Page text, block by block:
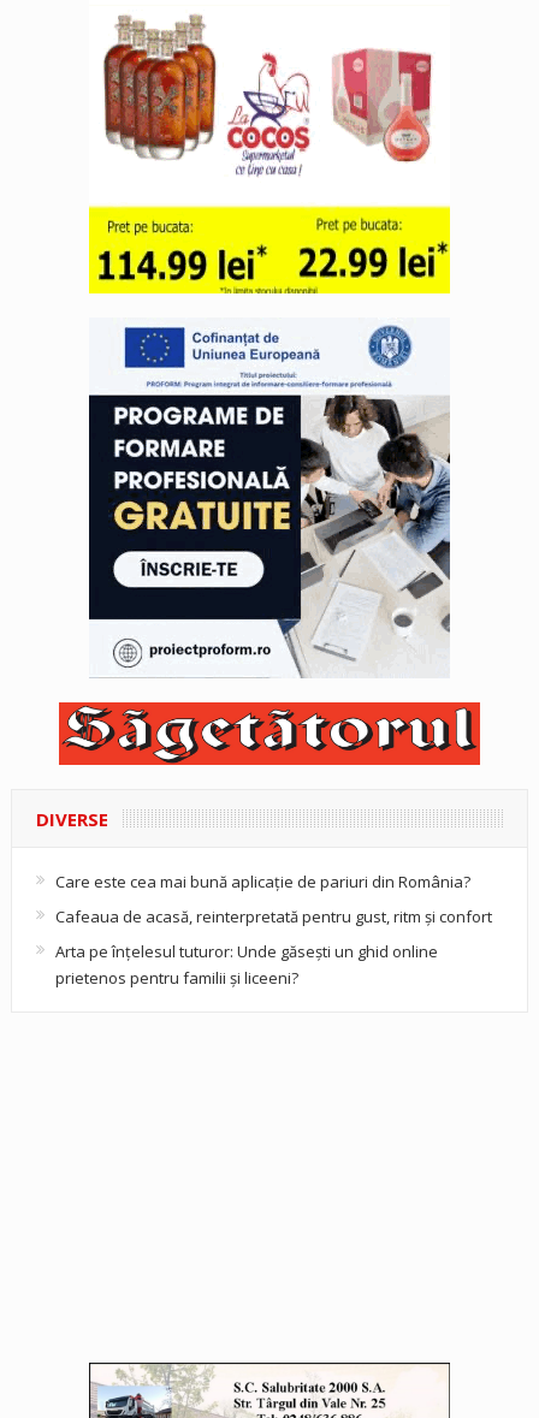
DIVERSE
Care este cea mai bună aplicație de pariuri din România?
Cafeaua de acasă, reinterpretată pentru gust, ritm și confort
Arta pe înțelesul tuturor: Unde găsești un ghid online
prietenos pentru familii și liceeni?